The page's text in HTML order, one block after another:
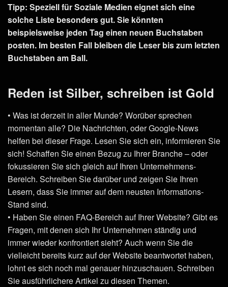
Tipp: Speziell für Soziale Medien eignet sich eine
solche Liste besonders gut. Sie könnten
beispielsweise jeden Tag einen neuen Buchstaben
posten. Im besten Fall bleiben die Leser bis zum letzten
Buchstaben am Ball.
Reden ist Silber, schreiben ist Gold
• Was ist derzeit in aller Munde? Worüber sprechen
momentan alle? Die Nachrichten, oder Google-News
helfen bei dieser Frage. Lesen Sie sich ein, informieren Sie
sich! Schaffen Sie einen Bezug zu Ihrer Branche – oder
fokussieren Sie sich gleich auf Ihren Unternehmens-
Bereich. Schreiben Sie darüber und zeigen Sie Ihren
Lesern, dass Sie immer auf dem neusten Informations-
Stand sind.
• Haben Sie einen FAQ-Bereich auf Ihrer Website? Gibt es
Fragen, mit denen sich Ihr Unternehmen ständig und
immer wieder konfrontiert sieht? Auch wenn Sie die
vielleicht bereits kurz auf der Website beantwortet haben,
lohnt es sich noch mal genauer hinzuschauen. Schreiben
Sie ausführlichere Artikel zu diesen Themen.